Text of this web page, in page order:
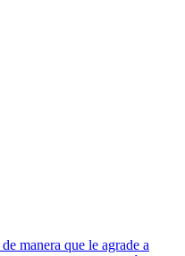
manera que le agrade a